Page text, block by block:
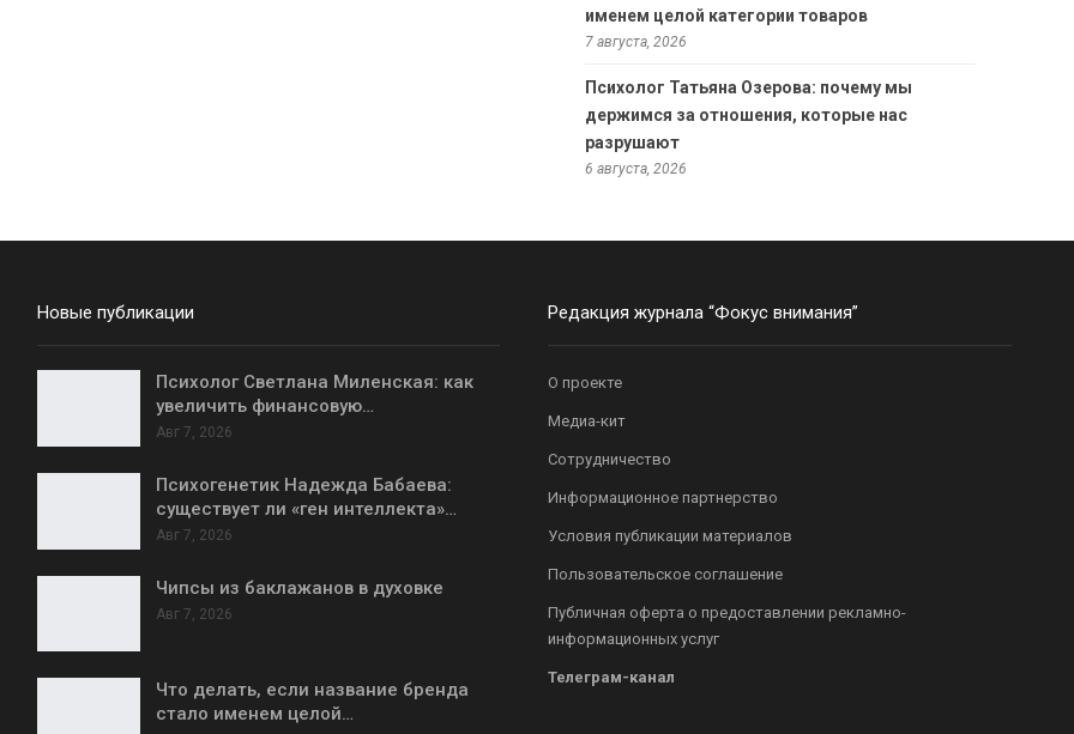
именем целой категории товаров
7 августа, 2026
Психолог Татьяна Озерова: почему мы
держимся за отношения, которые нас
разрушают
6 августа, 2026
Новые публикации
Психолог Светлана Миленская: как
увеличить финансовую…
Авг 7, 2026
Психогенетик Надежда Бабаева:
существует ли «ген интеллекта»…
Авг 7, 2026
Чипсы из баклажанов в духовке
Авг 7, 2026
Что делать, если название бренда
стало именем целой…
Редакция журнала “Фокус внимания”
О проекте
Медиа-кит
Сотрудничество
Информационное партнерство
Условия публикации материалов
Пользовательское соглашение
Публичная оферта о предоставлении рекламно-
информационных услуг
Телеграм-канал